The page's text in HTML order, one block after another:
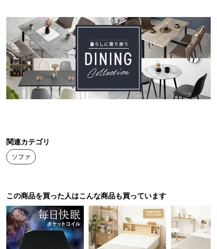
型
商
品
の
配
送
に
つ
小
商
配
送
に
つ
い
関連カテゴリ
ソファ
この商品を買った人はこんな商品も買っています